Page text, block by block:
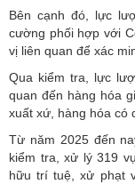
Bên cạnh đó, lực
cường phối hợp với
vị liên quan để xác
Qua kiểm tra, lực
quan đến hàng hóa
xuất xứ, hàng hóa có
Từ năm 2025 đến
kiểm tra, xử lý 319
hữu trí tuệ, xử phạt